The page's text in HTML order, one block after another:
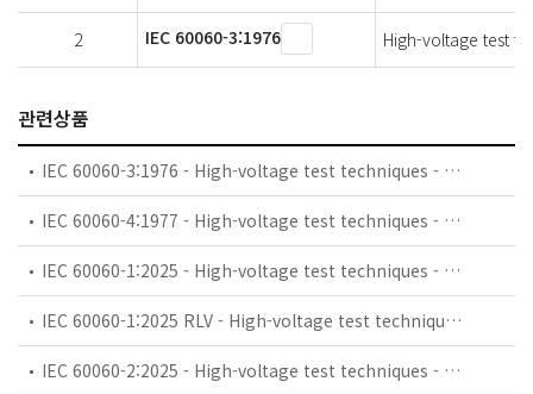
2 IEC 60060-3:1976 High-voltage test
관련상품
IEC 60060-3:1976 - High-voltage test techniques - Part 3: Measuring devices
IEC 60060-4:1977 - High-voltage test techniques - Part 4: Application guide for measuring devices
IEC 60060-1:2025 - High-voltage test techniques - Part 1: General terminology and test requirements
IEC 60060-1:2025 RLV - High-voltage test techniques - Part 1: General terminology and test requirements
IEC 60060-2:2025 - High-voltage test techniques - Part 2: Measuring systems